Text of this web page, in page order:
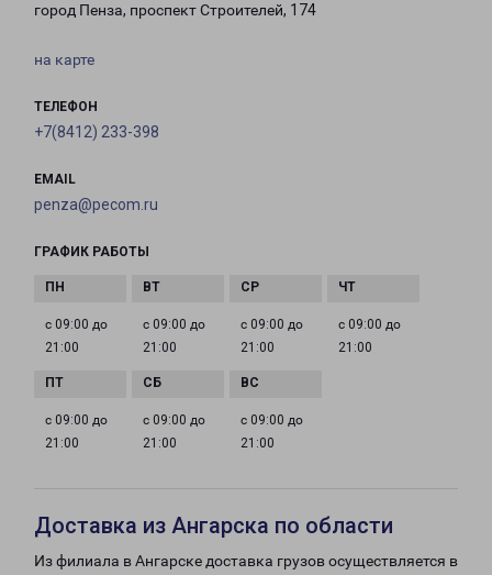
город Пенза, проспект Строителей, 174
на карте
ТЕЛЕФОН
+7(8412) 233-398
EMAIL
penza@pecom.ru
ГРАФИК РАБОТЫ
с 09:00 до
21:00
с 09:00 до
21:00
с 09:00 до
21:00
с 09:00 до
21:00
с 09:00 до
21:00
с 09:00 до
21:00
с 09:00 до
21:00
Доставка из Ангарска по области
Из филиала в Ангарске доставка грузов осуществляется в